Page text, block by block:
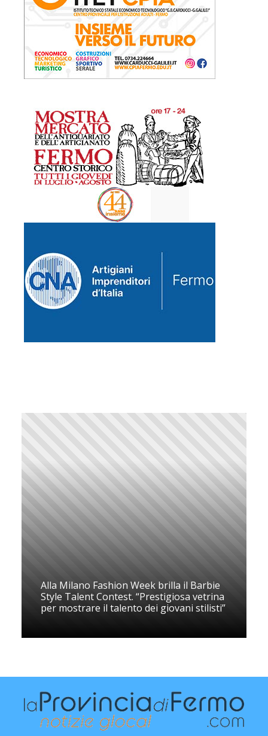
Alla Milano Fashion Week brilla il Barbie
Style Talent Contest. “Prestigiosa vetrina
per mostrare il talento dei giovani stilisti”